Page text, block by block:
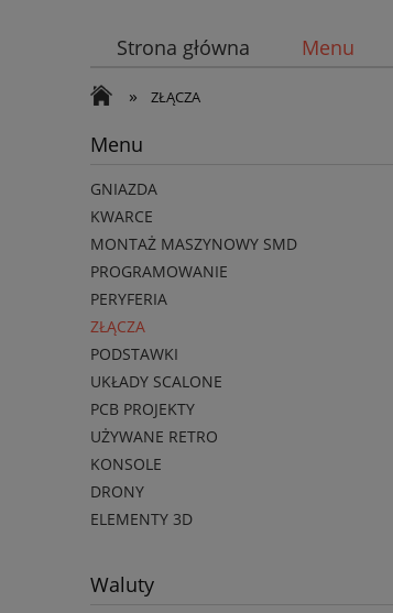
Strona główna Menu
» ZŁĄCZA
Menu
GNIAZDA
KWARCE
MONTAŻ MASZYNOWY SMD
PROGRAMOWANIE
PERYFERIA
ZŁĄCZA
PODSTAWKI
UKŁADY SCALONE
PCB PROJEKTY
UŻYWANE RETRO
KONSOLE
DRONY
ELEMENTY 3D
Waluty